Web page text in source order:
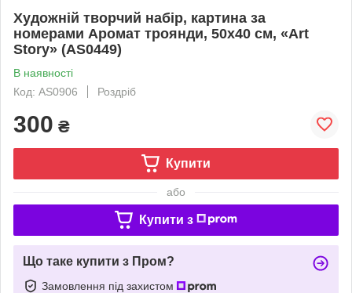
Художній творчий набір, картина за
номерами Аромат троянди, 50x40 см, «Art
Story» (AS0449)
В наявності
Код: AS0906
Роздріб
300 ₴
Купити
або
Купити з
Що таке купити з Пром?
Замовлення під захистом